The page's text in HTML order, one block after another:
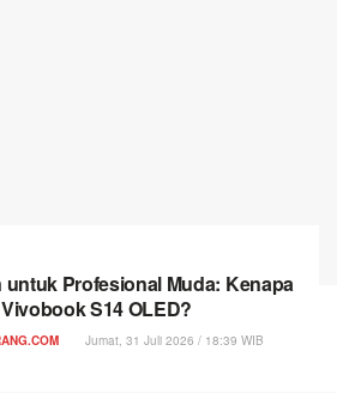
Profesional Muda: Kenapa
S14 OLED?
Jumat, 31 Juli 2026 / 18:39 WIB